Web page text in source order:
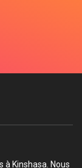
à Kinshasa. Nous